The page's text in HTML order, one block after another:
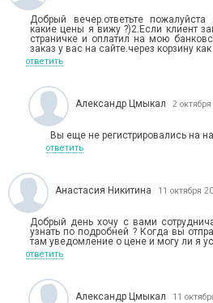
Добрый вечер.ответьте
какие цены я вижу ?)2.Если клиент
страничке и оплатил на мою
заказ у вас на сайте.через корзину
ответить
Александр Цмыкал 2
Вы еще не регистрировались на
ответить
Анастасия Никитина 11 октября
Добрый день хочу с вами
узнать по подробней ? Когда вы
там уведомление о цене и могу ли я
ответить
Александр Цмыкал 11